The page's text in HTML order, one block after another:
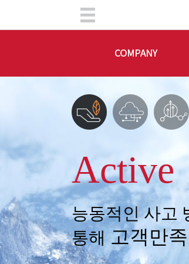
Active
능동적인 사고 방식
통해고객만족을 실